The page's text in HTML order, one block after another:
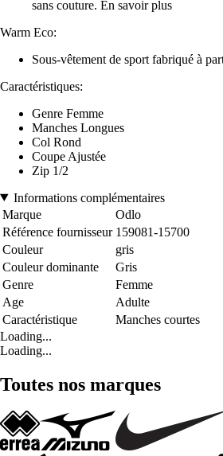
sans couture. En savoir plus
Warm Eco:
Sous-vêtement de sport fabriqué à
Caractéristiques:
Genre Femme
Manches Longues
Col Rond
Coupe Ajustée
Zip 1/2
Informations complémentaires
Marque
Odlo
Référence fournisseur 159081-15700
Couleur
gris
Couleur dominante
Gris
Genre
Femme
Age
Adulte
Caractéristique
Manches courtes
Loading...
Loading...
Toutes nos marques